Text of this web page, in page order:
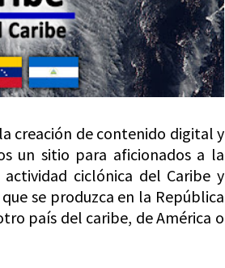
creación de contenido digital y
un sitio para aficionados a la
ciclónica del Caribe y
se produzca en la República
país del caribe, de América o